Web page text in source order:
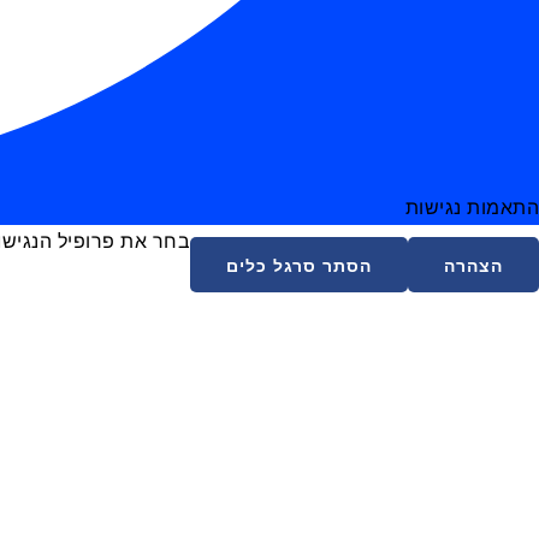
התאמות נגישות
הצהרה הסתר סרגל כלים
בחר את פרופיל